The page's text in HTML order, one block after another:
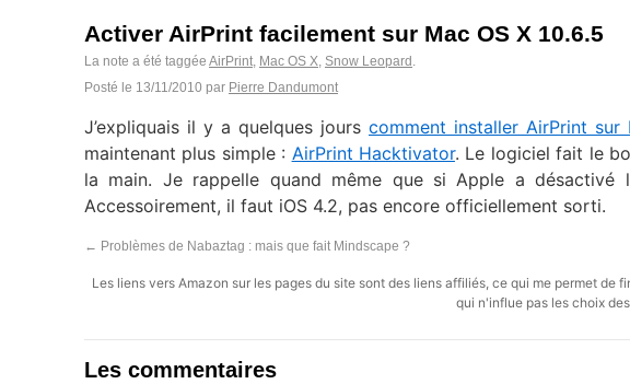
Activer AirPrint facilement sur Mac OS X 10.6.5
La note a été taggée AirPrint, Mac OS X, Snow Leopard .
Posté le 13/11/2010 par Pierre Dandumont
J’expliquais il y a quelques jours comment installer AirPrint sur
maintenant plus simple : AirPrint Hacktivator. Le logiciel fait le
la main. Je rappelle quand même que si Apple a
Accessoirement, il faut iOS 4.2, pas encore officiellement sorti.
← Problèmes de Nabaztag : mais que fait Mindscape ?
Les liens vers Amazon sur les pages du site sont des liens affiliés, ce qui me permet
qui n'influe pas les choix
Les commentaires